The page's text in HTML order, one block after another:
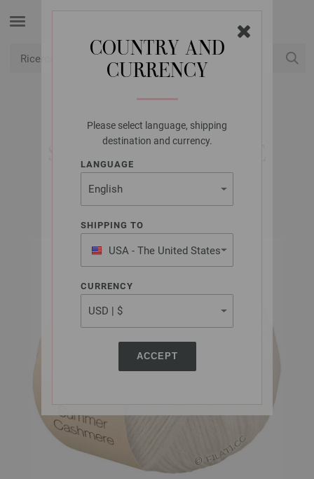
COUNTRY AND
CURRENCY
Please select language, shipping
destination and currency.
LANGUAGE
SHIPPING TO
USA - The United States
of America
CURRENCY
ACCEPT
LANA GROSSA
SUMMER CASHMERE